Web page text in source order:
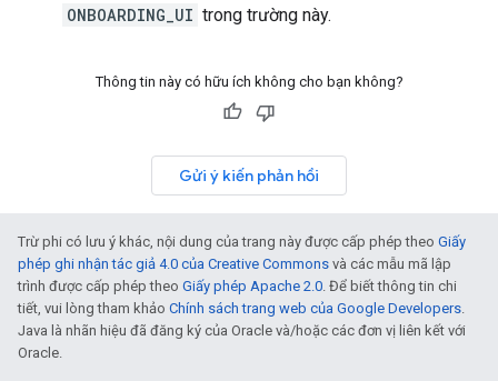
ONBOARDING_UI trong trường này.
Thông tin này có hữu ích không cho bạn không?
Gửi ý kiến phản hồi
Trừ phi có lưu ý khác, nội dung của trang này được cấp phép theo Giấy
phép ghi nhận tác giả 4.0 của Creative Commons và các mẫu mã lập
trình được cấp phép theo Giấy phép Apache 2.0. Để biết thông tin chi
tiết, vui lòng tham khảo Chính sách trang web của Google Developers.
Java là nhãn hiệu đã đăng ký của Oracle và/hoặc các đơn vị liên kết với
Oracle.